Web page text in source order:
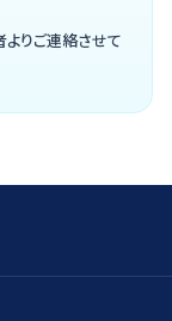
りご連絡させて